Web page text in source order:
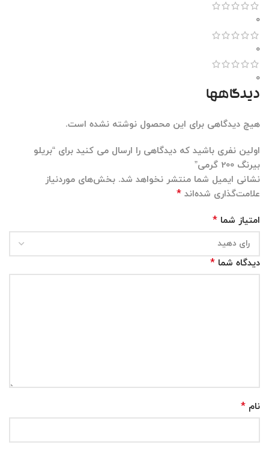
0
0
0
دیدگاهها
هیچ دیدگاهی برای این محصول نوشته نشده است.
اولین نفری باشید که دیدگاهی را ارسال می کنید برای “بریلو
بیرنگ 200 گرمی”
نشانی ایمیل شما منتشر نخواهد شد. بخش‌های موردنیاز
علامت‌گذاری شده‌اند *
امتیاز شما *
دیدگاه شما *
نام *